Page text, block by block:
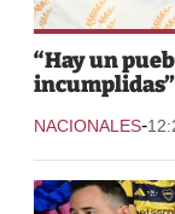
“Hay un
incumplidas”
NACIONALES-